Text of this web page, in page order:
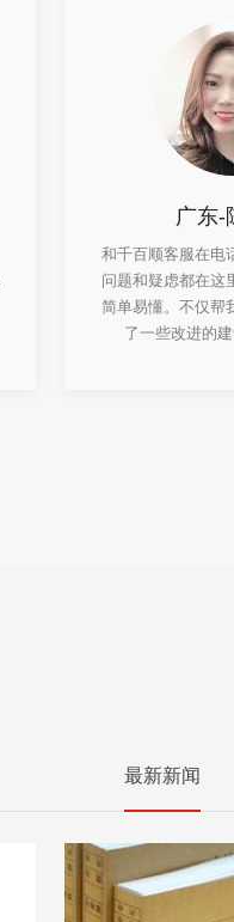
广东-
和千百顺客服在电
问题和疑虑都在这
简单易懂。不仅帮
了一些改进的
最新新闻